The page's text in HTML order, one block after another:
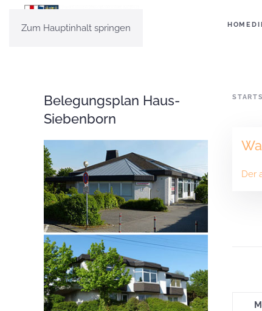
Zum Hauptinhalt springen HOME
Der
Belegungsplan Haus-
Siebenborn